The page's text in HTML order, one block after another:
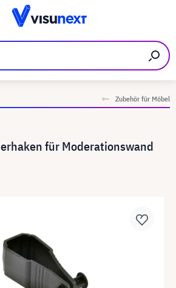
Zubehör für Möbel
für Moderationswand